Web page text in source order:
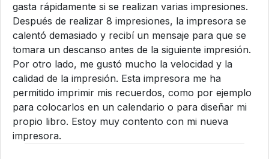
gasta rápidamente si se realizan varias impresiones.
Después de realizar 8 impresiones, la impresora se
calentó demasiado y recibí un mensaje para que se
tomara un descanso antes de la siguiente impresión.
Por otro lado, me gustó mucho la velocidad y la
calidad de la impresión. Esta impresora me ha
permitido imprimir mis recuerdos, como por ejemplo
para colocarlos en un calendario o para diseñar mi
propio libro. Estoy muy contento con mi nueva
impresora.